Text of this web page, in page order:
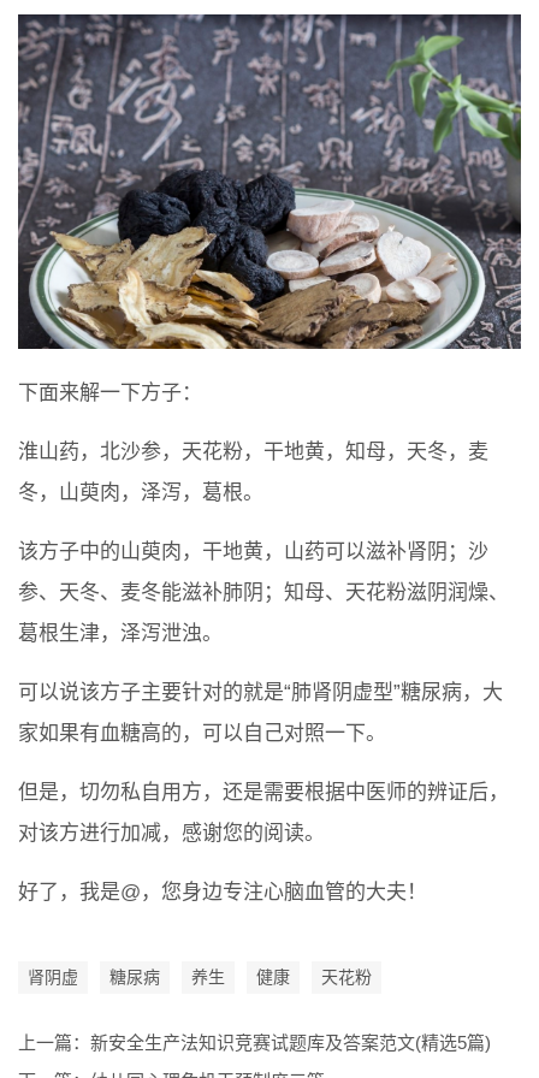
下面来解一下方子：
淮山药，北沙参，天花粉，干地黄，知母，天冬，麦
冬，山萸肉，泽泻，葛根。
该方子中的山萸肉，干地黄，山药可以滋补肾阴；沙
参、天冬、麦冬能滋补肺阴；知母、天花粉滋阴润燥、
葛根生津，泽泻泄浊。
可以说该方子主要针对的就是“肺肾阴虚型”糖尿病，大
家如果有血糖高的，可以自己对照一下。
但是，切勿私自用方，还是需要根据中医师的辨证后，
对该方进行加减，感谢您的阅读。
好了，我是@，您身边专注心脑血管的大夫！
肾阴虚 糖尿病 养生 健康 天花粉
上一篇： 新安全生产法知识竞赛试题库及答案范文(精选5篇)